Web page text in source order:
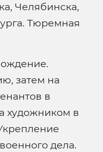
Челябинска,
Тюремная
затем на
в
художником в
дела.